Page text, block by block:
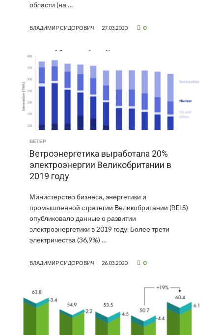
области (на …
ВЛАДИМИР СИДОРОВИЧ 27.03.2020 0
ВЕТЕР
Ветроэнергетика выработала 20%
электроэнергии Великобритании в
2019 году
Министерство бизнеса, энергетики и
промышленной стратегии Великобритании (BEIS)
опубликовало данные о развитии
электроэнергетики в 2019 году. Более трети
электричества (36,9%) …
ВЛАДИМИР СИДОРОВИЧ 26.03.2020 0